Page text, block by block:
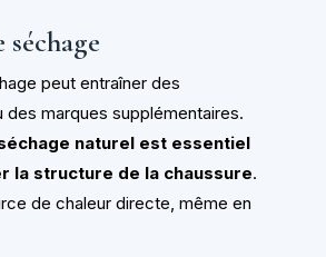
peut entraîner des
marques supplémentaires.
naturel est essentiel
la structure de la chaussure.
de chaleur directe, même en